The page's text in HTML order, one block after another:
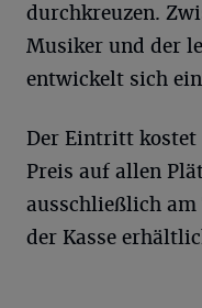
durchkreuzen.
Musiker und der
entwickelt sich
Der Eintritt kostet
Preis auf allen
ausschließlich am
der Kasse